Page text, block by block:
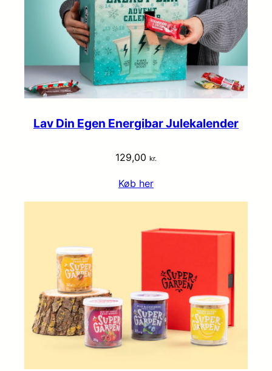
Lav Din Egen Energibar Julekalender
129,00 kr.
Køb her